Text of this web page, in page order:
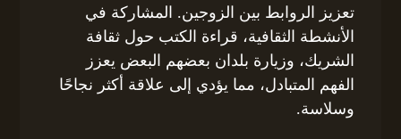
تعزيز الروابط بين الزوجين. المشاركة في
الأنشطة الثقافية، قراءة الكتب حول ثقافة
الشريك، وزيارة بلدان بعضهم البعض يعزز
الفهم المتبادل، مما يؤدي إلى علاقة أكثر نجاحًا
وسلاسة.